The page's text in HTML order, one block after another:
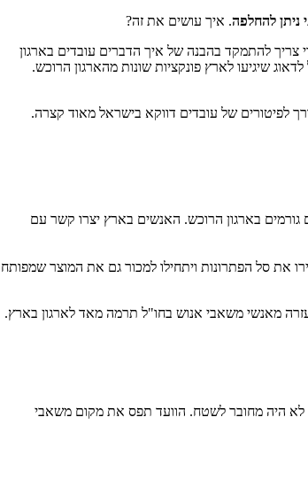
ניתן להחלפה. איך עושים את זה?
צריך להתמקד בהבנה של איך הדברים עובדים בארגון
שיגיעו לארץ פונקציות שונות מהארגון הרוכש.
לפיטורים של עובדים דווקא בישראל מאוד קצרה.
גורמים בארגון הרוכש. האנשים בארץ יצרו קשר עם
את סל הפתרונות ויתחילו למכור גם את המוצר שמפותח
מאנשי משאבי אנוש בחו"ל תרמה מאד לארגון בארץ.
היה מחובר לשטח. הוועד תפס את מקום משאבי